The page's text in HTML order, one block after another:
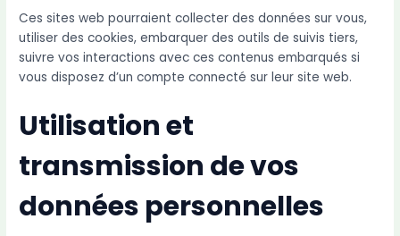
Ces sites web pourraient collecter des données sur vous,
utiliser des cookies, embarquer des outils de suivis tiers,
suivre vos interactions avec ces contenus embarqués si
vous disposez d’un compte connecté sur leur site web.
Utilisation et
transmission de vos
données personnelles